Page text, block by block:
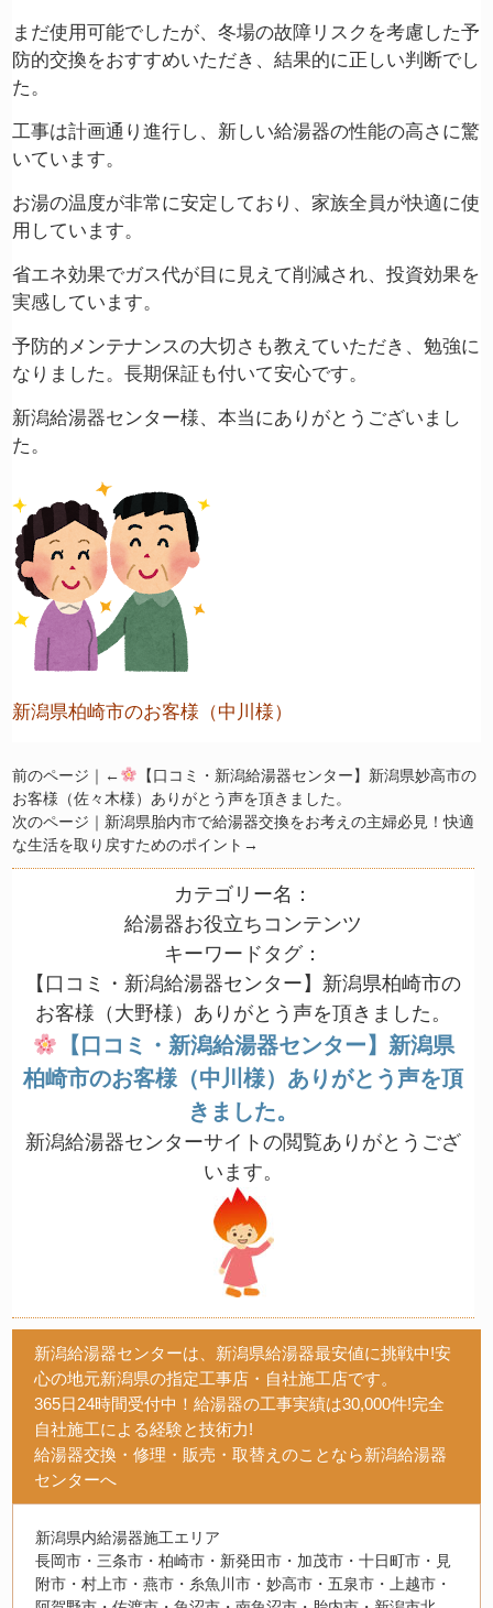
まだ使用可能でしたが、冬場の故障リスクを考慮した予
防的交換をおすすめいただき、結果的に正しい判断でし
た。
工事は計画通り進行し、新しい給湯器の性能の高さに驚
いています。
お湯の温度が非常に安定しており、家族全員が快適に使
用しています。
省エネ効果でガス代が目に見えて削減され、投資効果を
実感しています。
予防的メンテナンスの大切さも教えていただき、勉強に
なりました。長期保証も付いて安心です。
新潟給湯器センター様、本当にありがとうございまし
た。
新潟県柏崎市のお客様（中川様）
前のページ｜←
【口コミ・新潟給湯器センター】新潟県妙高市の
お客様（佐々木様）ありがとう声を頂きました。
次のページ｜ 新潟県胎内市で給湯器交換をお考えの主婦必見！快適
な生活を取り戻すためのポイント →
カテゴリー名：
給湯器お役立ちコンテンツ
キーワードタグ：
【口コミ・新潟給湯器センター】新潟県柏崎市の
お客様（大野様）ありがとう声を頂きました。
【口コミ・新潟給湯器センター】新潟県
柏崎市のお客様（中川様）ありがとう声を頂
きました。
新潟給湯器センターサイトの閲覧ありがとうござ
います。
新潟給湯器センターは、新潟県給湯器最安値に挑戦中!安
心の地元新潟県の指定工事店・自社施工店です。
365日24時間受付中！給湯器の工事実績は30,000件!完全
自社施工による経験と技術力!
給湯器交換・修理・販売・取替えのことなら新潟給湯器
センターへ
新潟県内給湯器施工エリア
長岡市・三条市・柏崎市・新発田市・加茂市・十日町市・見
附市・村上市・燕市・糸魚川市・妙高市・五泉市・上越市・